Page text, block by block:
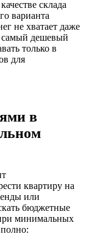
склада
варианта
не хватает даже
самый дешевый
только в
для
в
квартиру на
или
бюджетные
минимальных